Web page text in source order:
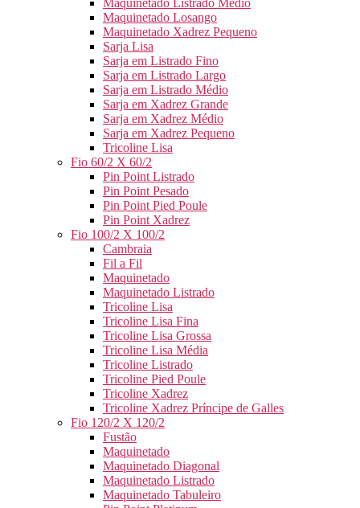
Maquinetado Listrado Médio
Maquinetado Losango
Maquinetado Xadrez Pequeno
Sarja Lisa
Sarja em Listrado Fino
Sarja em Listrado Largo
Sarja em Listrado Médio
Sarja em Xadrez Grande
Sarja em Xadrez Médio
Sarja em Xadrez Pequeno
Tricoline Lisa
Fio 60/2 X 60/2
Pin Point Listrado
Pin Point Pesado
Pin Point Pied Poule
Pin Point Xadrez
Fio 100/2 X 100/2
Cambraia
Fil a Fil
Maquinetado
Maquinetado Listrado
Tricoline Lisa
Tricoline Lisa Fina
Tricoline Lisa Grossa
Tricoline Lisa Média
Tricoline Listrado
Tricoline Pied Poule
Tricoline Xadrez
Tricoline Xadrez Príncipe de Galles
Fio 120/2 X 120/2
Fustão
Maquinetado
Maquinetado Diagonal
Maquinetado Listrado
Maquinetado Tabuleiro